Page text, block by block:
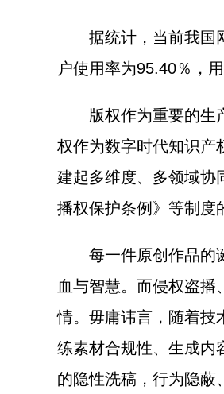
据统计，当前我国网
户使用率为95.40％，
版权作为重要的生产
权作为数字时代知识产
建起多维度、多领域协
播权保护条例》等制度
每一件原创作品的诞
血与智慧。而侵权盗播
情。毋庸讳言，随着技
练素材合规性、生成内
的隐性洗稿，行为隐蔽